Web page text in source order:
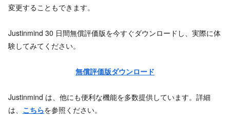
変更することもできます。
Justinmind 30 日間無償評価版を今すぐダウンロードし、実際に体
験してみてください。
無償評価版ダウンロード
Justinmind は、他にも便利な機能を多数提供しています。詳細
は、 こちらを参照ください。